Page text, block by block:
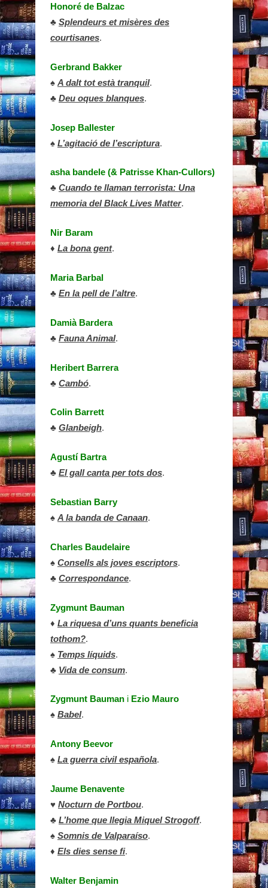
Honoré de Balzac
♣ Splendeurs et misères des
courtisanes.
Gerbrand Bakker
♠ A dalt tot està tranquil.
♣ Deu oques blanques.
Josep Ballester
♠ L’agitació de l’escriptura.
asha bandele (& Patrisse Khan-Cullors)
♣ Cuando te llaman terrorista: Una
memoria del Black Lives Matter.
Nir Baram
♦ La bona gent.
Maria Barbal
♣ En la pell de l’altre.
Damià Bardera
♣ Fauna Animal.
Heribert Barrera
♣ Cambó.
Colin Barrett
♣ Glanbeigh.
Agustí Bartra
♣ El gall canta per tots dos.
Sebastian Barry
♠ A la banda de Canaan.
Charles Baudelaire
♠ Consells als joves escriptors.
♣ Correspondance.
Zygmunt Bauman
♦ La riquesa d’uns quants beneficia
tothom?.
♠ Temps líquids.
♣ Vida de consum.
Zygmunt Bauman i Ezio Mauro
♠ Babel.
Antony Beevor
♠ La guerra civil española.
Jaume Benavente
♥ Nocturn de Portbou.
♣ L’home que llegia Miquel Strogoff.
♠ Somnis de Valparaíso.
♦ Els dies sense fi.
Walter Benjamin